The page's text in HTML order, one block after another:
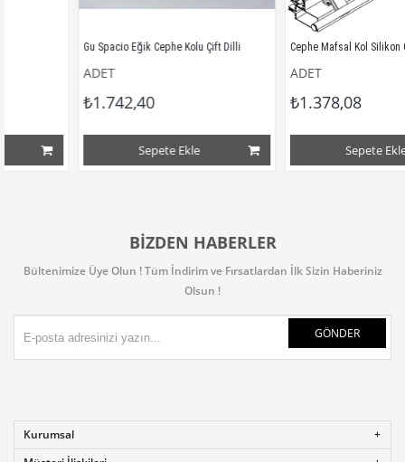
Gu Spacio Eğik Cephe Kolu Çift Dilli
ADET
₺1.742,40
Sepete Ekle
Cephe Mafsal Kol Silikon
ADET
₺1.378,08
Sepete Ekle
BIZDEN HABERLER
Bültenimize Üye Olun ! Tüm İndirim ve Fırsatlardan İlk Sizin Haberiniz
Olsun !
GÖNDER
Kurumsal